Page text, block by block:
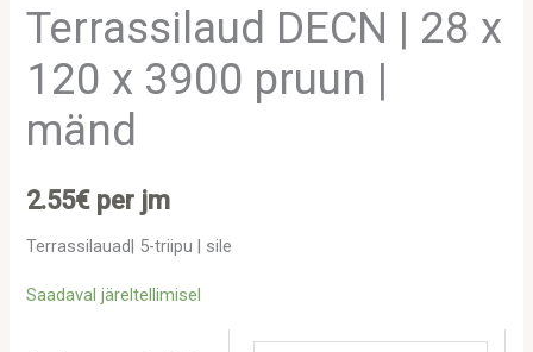
Terrassilaud DECN | 28 x
120 x 3900 pruun |
mänd
2.55€ per jm
Terrassilauad| 5-triipu | sile
Saadaval järeltellimisel